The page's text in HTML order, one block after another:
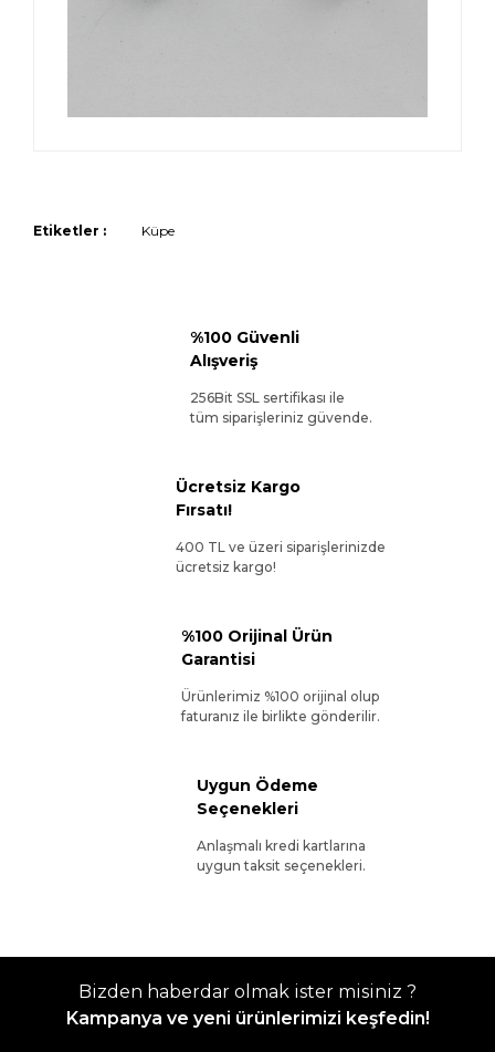
Etiketler : Küpe
%100 Güvenli
Alışveriş
256Bit SSL sertifikası ile
tüm siparişleriniz güvende.
Ücretsiz Kargo
Fırsatı!
400 TL ve üzeri siparişlerinizde
ücretsiz kargo!
%100 Orijinal Ürün
Garantisi
Ürünlerimiz %100 orijinal olup
faturanız ile birlikte gönderilir.
Uygun Ödeme
Seçenekleri
Anlaşmalı kredi kartlarına
uygun taksit seçenekleri.
Bizden haberdar olmak ister misiniz ?
Kampanya ve yeni ürünlerimizi keşfedin!